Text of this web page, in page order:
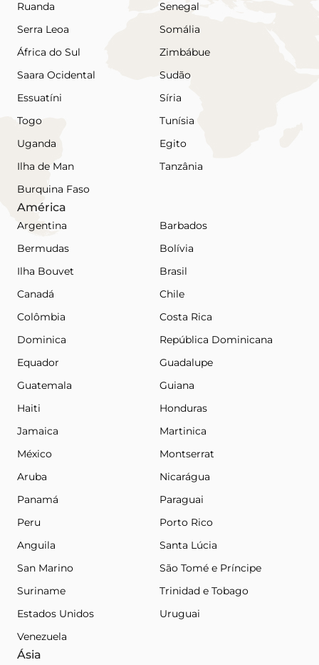
Ruanda
Senegal
Serra Leoa
Somália
África do Sul
Zimbábue
Saara Ocidental
Sudão
Essuatíni
Síria
Togo
Tunísia
Uganda
Egito
Ilha de Man
Tanzânia
Burquina Faso
América
Argentina
Barbados
Bermudas
Bolívia
Ilha Bouvet
Brasil
Canadá
Chile
Colômbia
Costa Rica
Dominica
República Dominicana
Equador
Guadalupe
Guatemala
Guiana
Haiti
Honduras
Jamaica
Martinica
México
Montserrat
Aruba
Nicarágua
Panamá
Paraguai
Peru
Porto Rico
Anguila
Santa Lúcia
San Marino
São Tomé e Príncipe
Suriname
Trinidad e Tobago
Estados Unidos
Uruguai
Venezuela
Ásia